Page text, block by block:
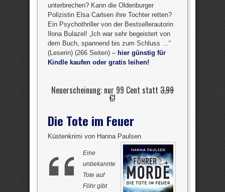
unterbrechen? Kann die Oldenburger
Polizistin Elsa Carlsen ihre Tochter retten?
Ein Psychothriller von der Bestsellerautorin
Ilona Bulazel! „Ich war sehr begeistert von
dem Buch, spannend bis zum Schluss …“
(Leserin) (266 Seiten) – hier günstig für
Kindle kaufen oder gratis leihen!
Neuerscheinung: nur 99 Cent statt 3,99
€!
Die Tote im Feuer
Küstenkrimi von Hanna Paulsen
Eine
unbekannte
Tote auf
Föhr gibt